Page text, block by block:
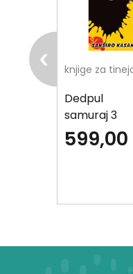
Dedpul
samuraj 3
Manga 145
599,00